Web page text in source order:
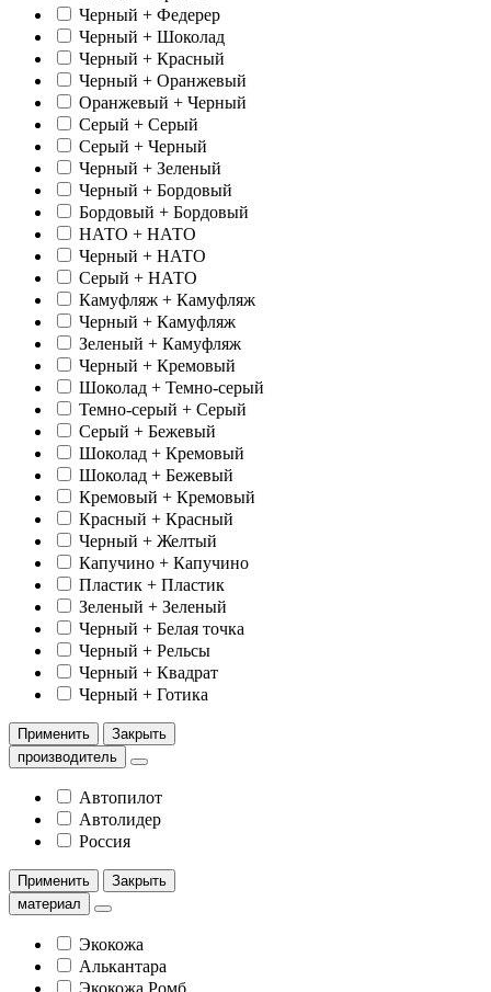
Черный + Федерер
Черный + Шоколад
Черный + Красный
Черный + Оранжевый
Оранжевый + Черный
Серый + Серый
Серый + Черный
Черный + Зеленый
Черный + Бордовый
Бордовый + Бордовый
НАТО + НАТО
Черный + НАТО
Серый + НАТО
Камуфляж + Камуфляж
Черный + Камуфляж
Зеленый + Камуфляж
Черный + Кремовый
Шоколад + Темно-серый
Темно-серый + Серый
Серый + Бежевый
Шоколад + Кремовый
Шоколад + Бежевый
Кремовый + Кремовый
Красный + Красный
Черный + Желтый
Капучино + Капучино
Пластик + Пластик
Зеленый + Зеленый
Черный + Белая точка
Черный + Рельсы
Черный + Квадрат
Черный + Готика
Применить
Закрыть
производитель
Автопилот
Автолидер
Россия
Применить
Закрыть
материал
Экокожа
Алькантара
Экокожа Ромб